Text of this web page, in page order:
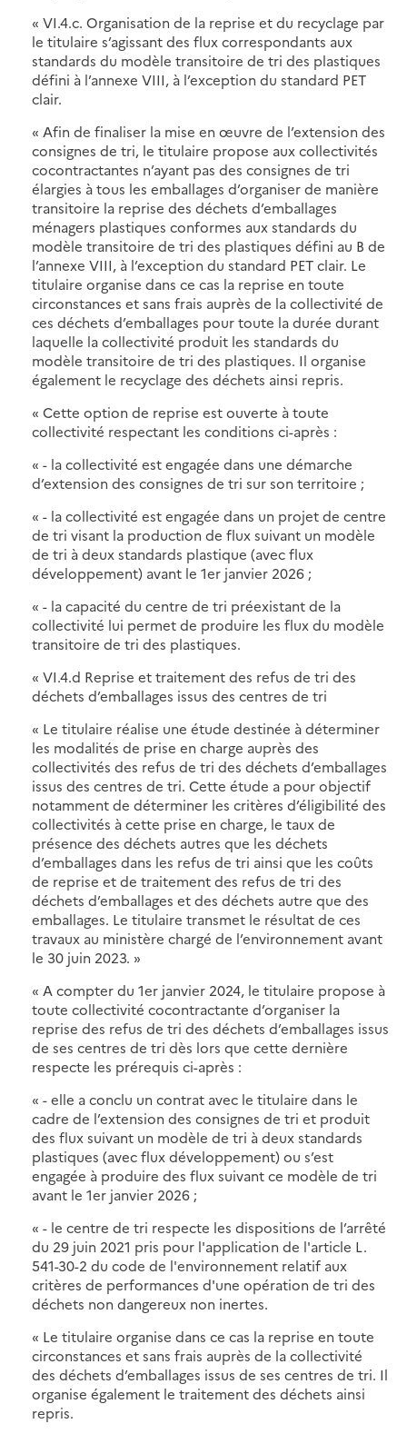
« VI.4.c. Organisation de la reprise et du recyclage par
le titulaire s’agissant des flux correspondants aux
standards du modèle transitoire de tri des plastiques
défini à l’annexe VIII, à l’exception du standard PET
clair.
« Afin de finaliser la mise en œuvre de l’extension des
consignes de tri, le titulaire propose aux collectivités
cocontractantes n’ayant pas des consignes de tri
élargies à tous les emballages d’organiser de manière
transitoire la reprise des déchets d’emballages
ménagers plastiques conformes aux standards du
modèle transitoire de tri des plastiques défini au B de
l’annexe VIII, à l’exception du standard PET clair. Le
titulaire organise dans ce cas la reprise en toute
circonstances et sans frais auprès de la collectivité de
ces déchets d’emballages pour toute la durée durant
laquelle la collectivité produit les standards du
modèle transitoire de tri des plastiques. Il organise
également le recyclage des déchets ainsi repris.
« Cette option de reprise est ouverte à toute
collectivité respectant les conditions ci-après :
« - la collectivité est engagée dans une démarche
d’extension des consignes de tri sur son territoire ;
« - la collectivité est engagée dans un projet de centre
de tri visant la production de flux suivant un modèle
de tri à deux standards plastique (avec flux
développement) avant le 1er janvier 2026 ;
« - la capacité du centre de tri préexistant de la
collectivité lui permet de produire les flux du modèle
transitoire de tri des plastiques.
« VI.4.d Reprise et traitement des refus de tri des
déchets d’emballages issus des centres de tri
« Le titulaire réalise une étude destinée à déterminer
les modalités de prise en charge auprès des
collectivités des refus de tri des déchets d’emballages
issus des centres de tri. Cette étude a pour objectif
notamment de déterminer les critères d’éligibilité des
collectivités à cette prise en charge, le taux de
présence des déchets autres que les déchets
d’emballages dans les refus de tri ainsi que les coûts
de reprise et de traitement des refus de tri des
déchets d’emballages et des déchets autre que des
emballages. Le titulaire transmet le résultat de ces
travaux au ministère chargé de l’environnement avant
le 30 juin 2023. »
« A compter du 1er janvier 2024, le titulaire propose à
toute collectivité cocontractante d’organiser la
reprise des refus de tri des déchets d’emballages issus
de ses centres de tri dès lors que cette dernière
respecte les prérequis ci-après :
« - elle a conclu un contrat avec le titulaire dans le
cadre de l’extension des consignes de tri et produit
des flux suivant un modèle de tri à deux standards
plastiques (avec flux développement) ou s’est
engagée à produire des flux suivant ce modèle de tri
avant le 1er janvier 2026 ;
« - le centre de tri respecte les dispositions de l’arrêté
du 29 juin 2021 pris pour l'application de l'article L.
541-30-2 du code de l'environnement relatif aux
critères de performances d'une opération de tri des
déchets non dangereux non inertes.
« Le titulaire organise dans ce cas la reprise en toute
circonstances et sans frais auprès de la collectivité
des déchets d’emballages issus de ses centres de tri. Il
organise également le traitement des déchets ainsi
repris.